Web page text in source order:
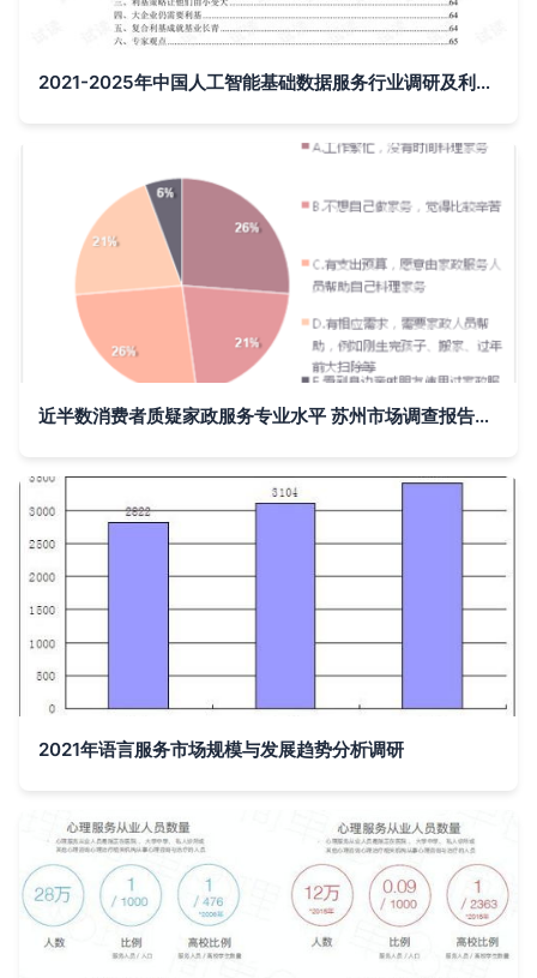
2021-2025年中国人工智能基础数据服务行业调研及利基市场战略咨询报告
近半数消费者质疑家政服务专业水平 苏州市场调查报告揭示行业痛点
2021年语言服务市场规模与发展趋势分析调研